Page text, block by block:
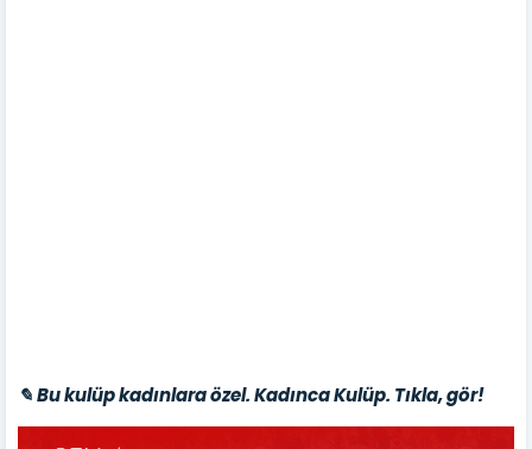
✎ Bu kulüp kadınlara özel. Kadınca Kulüp. Tıkla, gör!